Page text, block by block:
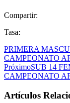
Compartir:
Tasa:
PRIMERA
CAMPEONATO
PróximoSUB 14
CAMPEONATO
Artículos